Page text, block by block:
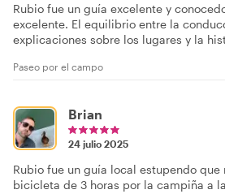
Rubio fue un guía excelente y
excelente. El equilibrio entre la
explicaciones sobre los lugares y la
Paseo por el campo
Brian
24 julio 2025
Rubio fue un guía local estupendo que
bicicleta de 3 horas por la campiña a